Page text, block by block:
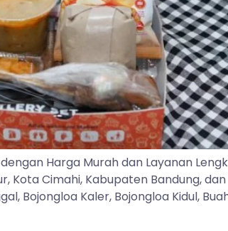
Harga Murah dan Layanan
Kota Cimahi, Kabupaten Bandung,
Bojongloa Kaler, Bojongloa Kidul,